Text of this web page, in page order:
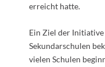
erreicht hatte.
Ein Ziel der
Sekundarschulen
vielen Schulen